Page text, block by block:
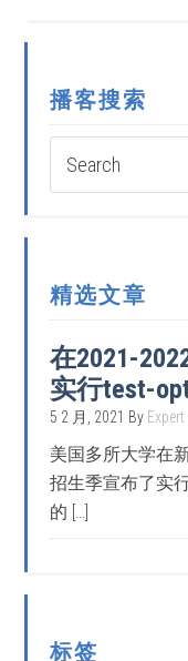
播客搜索
精选文章
在2021-
实行test-
5 2 月, 2021 By
美国多所大学在
招生季宣布了实
的 […]
标签